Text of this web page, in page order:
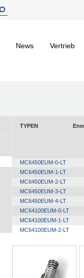
News Vertrieb
TYPEN
MC6450EUM-0-LT
MC6450EUM-1-LT
MC6450EUM-2-LT
MC6450EUM-3-LT
MC6450EUM-4-LT
MC64100EUM-0-LT
MC64100EUM-1-LT
MC64100EUM-2-LT
MC64150EUM-0-LT
MC64150EUM-1-LT